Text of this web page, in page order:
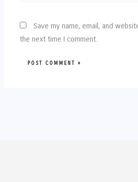
Save my name, email, and
the next time I comment.